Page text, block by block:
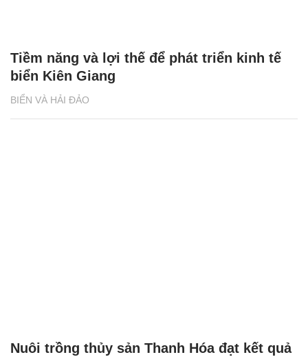
BIỂN VÀ HẢI ĐẢO
Tiềm năng và lợi thế để phát triển kinh tế
biển Kiên Giang
Nuôi trồng thủy sản Thanh Hóa đạt kết quả